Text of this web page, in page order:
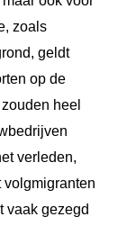
zoals
geldt
op de
heel
verleden,
volgmigranten
vaak gezegd